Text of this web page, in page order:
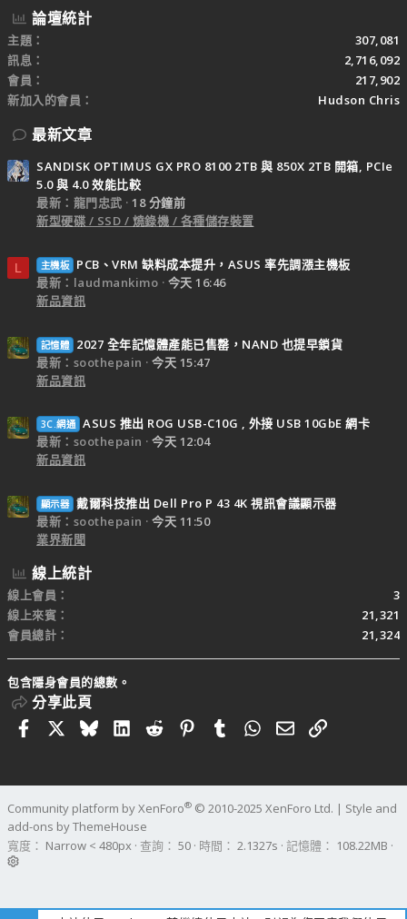
論壇統計
主題
307,081
訊息
2,716,092
會員
217,902
新加入的會員
Hudson Chris
最新文章
SANDISK OPTIMUS GX PRO 8100 2TB 與 850X 2TB 開箱, PCIe
5.0 與 4.0 效能比較
最新：龍門忠武
18 分鐘前
新型硬碟 / SSD / 燒錄機 / 各種儲存裝置
L 主機板
PCB、VRM 缺料成本提升，ASUS 率先調漲主機板
最新：laudmankimo
今天 16:46
新品資訊
記憶體
2027 全年記憶體產能已售罄，NAND 也提早鎖貨
最新：soothepain
今天 15:47
新品資訊
3C.網通 ASUS 推出 ROG USB-C10G , 外接 USB 10GbE 網卡
最新：soothepain
今天 12:04
新品資訊
顯示器 戴爾科技推出 Dell Pro P 43 4K 視訊會議顯示器
最新：soothepain
今天 11:50
業界新聞
線上統計
線上會員
3
線上來賓
21,321
會員總計
21,324
包含隱身會員的總數。
分享此頁
FacebookBlueskyLinkedIn
RedditPinterestTumblrWhatsApp
電子郵件
連結
Community platform by XenForo® © 2010-2025 XenForo Ltd. | Style and
add-ons by ThemeHouse
寬度
查詢 50 時間 2.1327s 記憶體 108.22MB